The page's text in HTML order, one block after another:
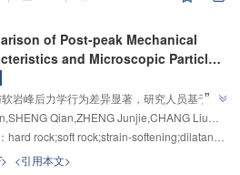
of Post-peak Mechanical
and Microscopic Particle
of Hard and Soft Rock
岩峰后力学行为差异显著，研究人员基于花
岩三轴压缩试验，建立了峰后应变软化-剪胀
，揭示了强度参数演化规律，为解决岩石工程
题提供了理论基础。
”
hard rock;soft rock;strain-softening;dilatancy;particle flow;macroscopic and microscopic perspectives
<引用本文>